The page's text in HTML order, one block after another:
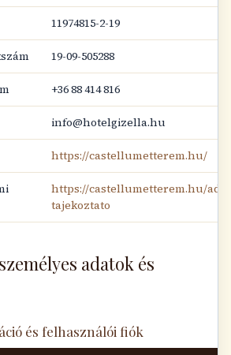
11974815-2-19
19-09-505288
+36 88 414 816
info@hotelgizella.hu
https://castellumetterem.hu/
https://castellumetterem.hu/
tajekoztato
adatok és
és felhasználói fiók